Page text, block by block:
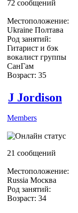
72 сообщений
Местоположение:
Ukraine Полтава
Род занятий:
Гитарист и бэк
вокалист группы
СанГам
Возраст: 35
J Jordison
Members
21 сообщений
Местоположение:
Russia Москва
Род занятий:
Возраст: 34